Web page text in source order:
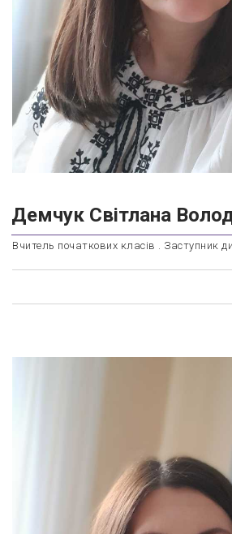
Демчук Світлана
Вчитель початкових класів . Заступник